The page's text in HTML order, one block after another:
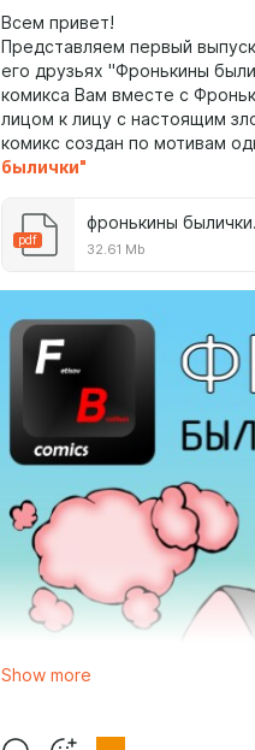
Всем привет!
Представляем первый
его друзьях "Фронькины
комикса Вам вместе с
лицом к лицу с настоящим
комикс создан по мотивам
былички"
pdf
фронькины
32.61 Mb
Show more